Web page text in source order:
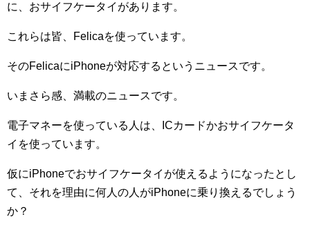
に、おサイフケータイがあります。
これらは皆、Felicaを使っています。
そのFelicaにiPhoneが対応するというニュースです。
いまさら感、満載のニュースです。
電子マネーを使っている人は、ICカードかおサイフケータ
イを使っています。
仮にiPhoneでおサイフケータイが使えるようになったとし
て、それを理由に何人の人がiPhoneに乗り換えるでしょう
か？